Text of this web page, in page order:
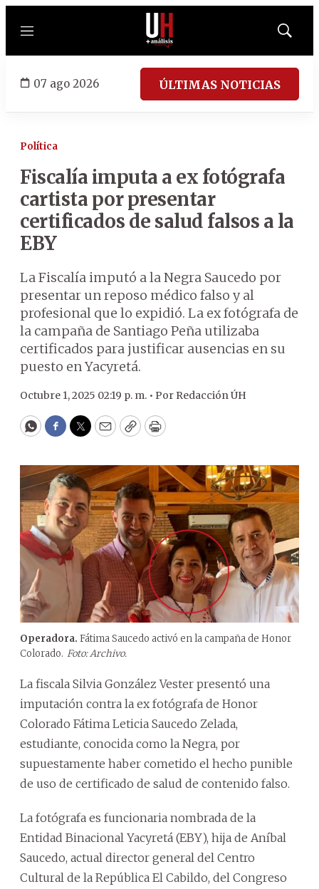
Menú
Mostrar
07 ago 2026 ÚLTIMAS NOTICIAS
Política
Fiscalía imputa a ex fotógrafa
cartista por presentar
certificados de salud falsos a la
EBY
La Fiscalía imputó a la Negra Saucedo por
presentar un reposo médico falso y al
profesional que lo expidió. La ex fotógrafa de
la campaña de Santiago Peña utilizaba
certificados para justificar ausencias en su
puesto en Yacyretá.
Octubre 1, 2025 02:19 p. m. • Por Redacción ÚH
WhatsApp
Facebook
Twitter
EmailCopyPrint
Operadora. Fátima Saucedo activó en la campaña de Honor
Colorado. Foto: Archivo.
La fiscala Silvia González Vester presentó una
imputación contra la ex fotógrafa de Honor
Colorado Fátima Leticia Saucedo Zelada,
estudiante, conocida como la Negra, por
supuestamente haber cometido el hecho punible
de uso de certificado de salud de contenido falso.
La fotógrafa es funcionaria nombrada de la
Entidad Binacional Yacyretá (EBY), hija de Aníbal
Saucedo, actual director general del Centro
Cultural de la República El Cabildo, del Congreso